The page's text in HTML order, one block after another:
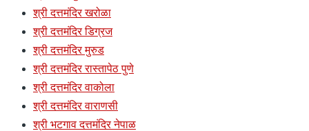
श्री दत्तमंदिर खरोळा
श्री दत्तमंदिर डिग्रज
श्री दत्तमंदिर मुरुड
श्री दत्तमंदिर रास्तापेठ पुणे
श्री दत्तमंदिर वाकोला
श्री दत्तमंदिर वाराणसी
श्री भटगाव दत्तमंदिर नेपाळ